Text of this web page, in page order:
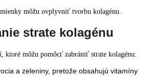
môžu ovplyvniť tvorbu kolagénu.
strate kolagénu
ktoré môžu pomôcť zabrániť strate kolagénu:
a zeleniny, pretože obsahujú vitamíny